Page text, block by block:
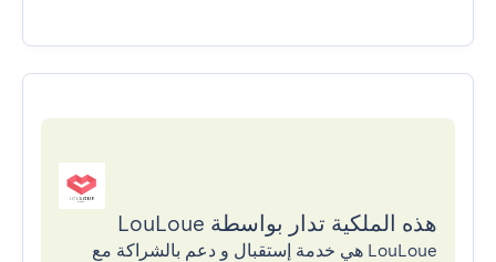
هذه الملكية تدار بواسطة LouLoue
LouLoue هي خدمة إستقبال و دعم بالشراكة مع